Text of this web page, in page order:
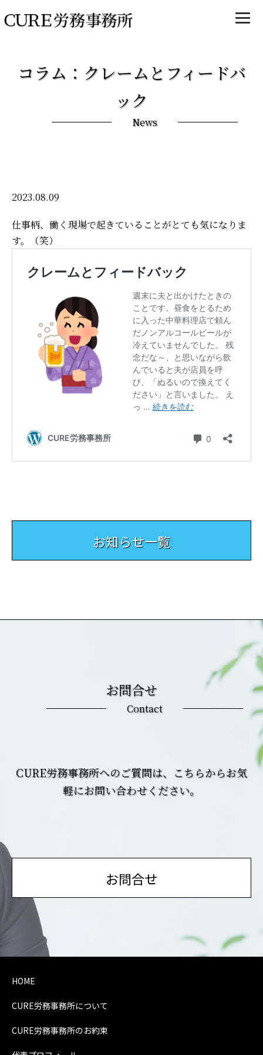
コラム：クレームとフィードバ
ック
News
2023.08.09
仕事柄、働く現場で起きていることがとても気になりま
す。（笑）
お知らせ一覧
お問合せ
Contact
CURE労務事務所へのご質問は、こちらからお気
軽にお問い合わせください。
お問合せ
HOME
CURE労務事務所について
CURE労務事務所のお約束